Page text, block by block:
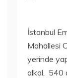
İstanbul
Mahallesi
yerinde
alkol, 540